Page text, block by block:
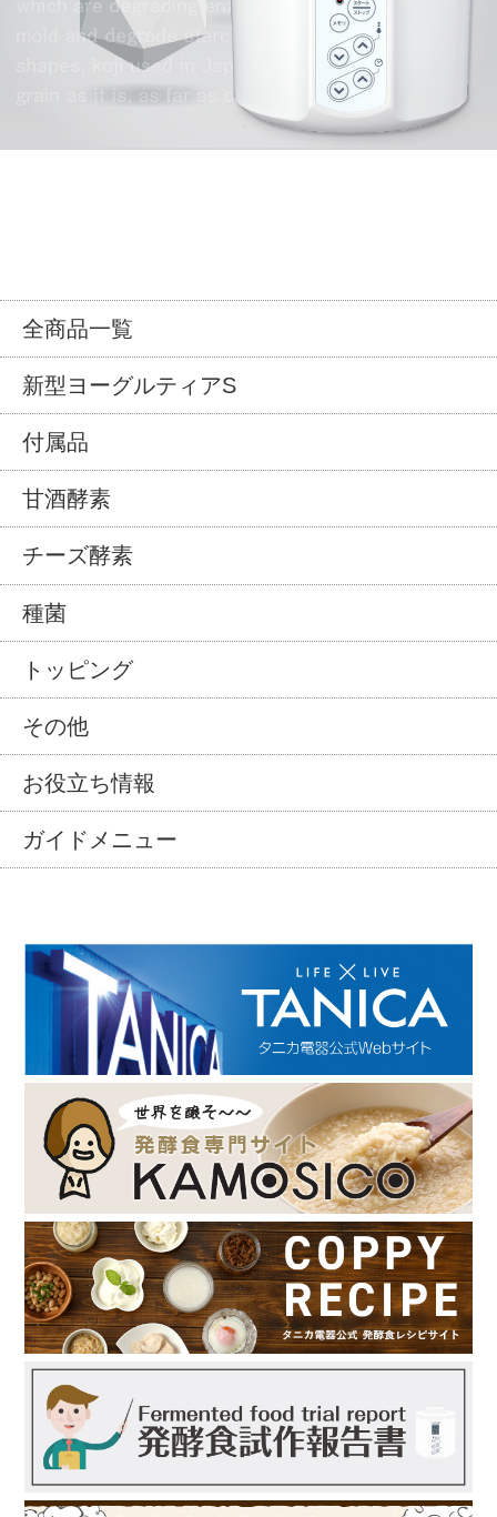
全商品一覧
新型ヨーグルティアS
付属品
甘酒酵素
チーズ酵素
種菌
トッピング
その他
お役立ち情報
ガイドメニュー